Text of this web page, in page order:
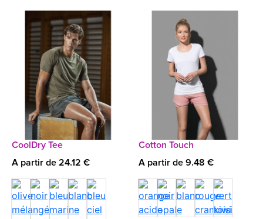
CoolDry Tee
A partir de 24.12 €
Cotton Touch
A partir de 9.48 €